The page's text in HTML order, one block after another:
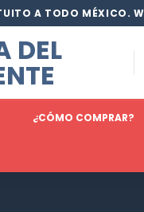
A TODO MÉXICO.
¿CÓMO COMPRAR?